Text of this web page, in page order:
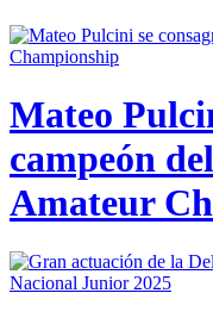
Mateo
campeón
Amateur